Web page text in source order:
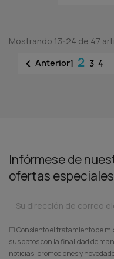
Mostrando 13-24 de 47
 Anterior1 2 3 4
Infórmese de
ofertas especiales
☐ Consiento el tratamiento de
sus datos con la finalidad de
noticias, promociones y